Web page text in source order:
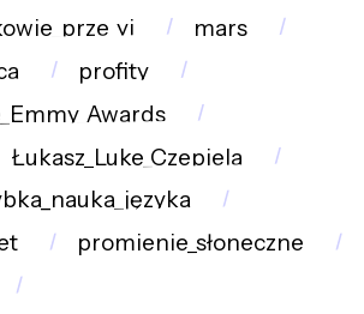
mars
profity
Łukasz_Luke_Czepiela
promienie_słoneczne